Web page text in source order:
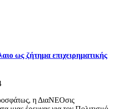
ως ζήτημα επιχειρηματικής
η ΔιαΝΕΟσις